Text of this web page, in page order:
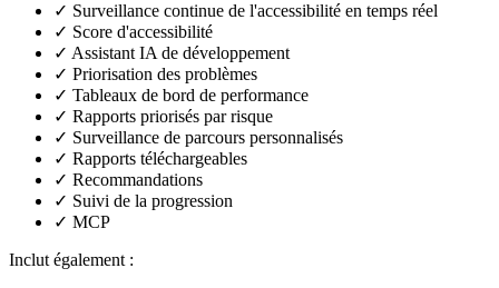
✓ Surveillance continue de l'accessibilité en temps réel
✓ Score d'accessibilité
✓ Assistant IA de développement
✓ Priorisation des problèmes
✓ Tableaux de bord de performance
✓ Rapports priorisés par risque
✓ Surveillance de parcours personnalisés
✓ Rapports téléchargeables
✓ Recommandations
✓ Suivi de la progression
✓ MCP
Inclut également :